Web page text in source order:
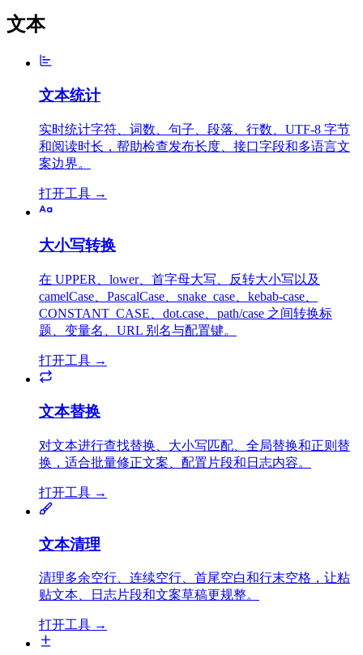
文本
文本统计
实时统计字符、词数、句子、段落、行数、UTF-8 字节
和阅读时长，帮助检查发布长度、接口字段和多语言文
案边界。
打开工具 →
大小写转换
在 UPPER、lower、首字母大写、反转大小写以及
camelCase、PascalCase、snake_case、kebab-case、
CONSTANT_CASE、dot.case、path/case 之间转换标
题、变量名、URL 别名与配置键。
打开工具 →
文本替换
对文本进行查找替换、大小写匹配、全局替换和正则替
换，适合批量修正文案、配置片段和日志内容。
打开工具 →
文本清理
清理多余空行、连续空行、首尾空白和行末空格，让粘
贴文本、日志片段和文案草稿更规整。
打开工具 →